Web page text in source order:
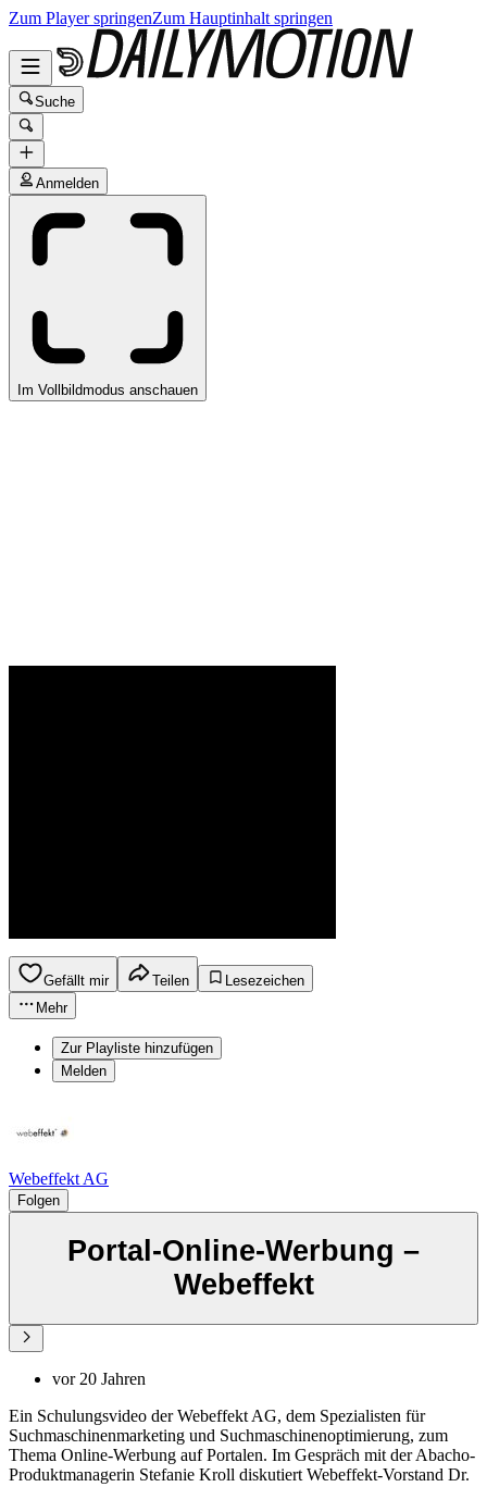
Zum Player springenZum Hauptinhalt springen
Suche
Anmelden
Im Vollbildmodus anschauen
Gefällt mir Teilen
Lesezeichen
Mehr
Zur Playliste hinzufügen
Melden
Webeffekt AG
Folgen
Portal-Online-Werbung –
Webeffekt
vor 20 Jahren
Ein Schulungsvideo der Webeffekt AG, dem Spezialisten für
Suchmaschinenmarketing und Suchmaschinenoptimierung, zum
Thema Online-Werbung auf Portalen. Im Gespräch mit der Abacho-
Produktmanagerin Stefanie Kroll diskutiert Webeffekt-Vorstand Dr.